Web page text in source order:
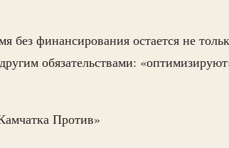
без финансирования остается не
обязательствами:
Против»